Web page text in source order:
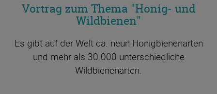
Vortrag zum Thema "Honig- und
Wildbienen"
Es gibt auf der Welt ca. neun Honigbienenarten
und mehr als 30.000 unterschiedliche
Wildbienenarten.